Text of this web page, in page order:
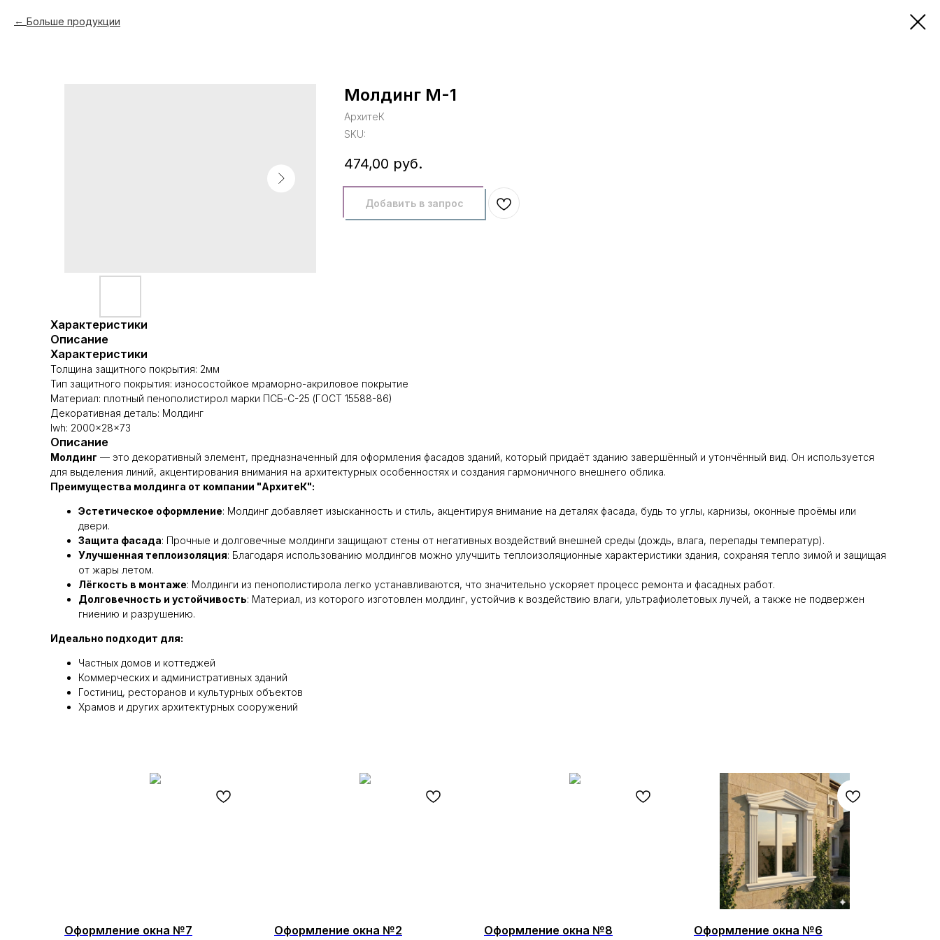
Больше продукции
Молдинг М-1
АрхитеК
SKU:
474,00 руб.
Добавить в запрос
Характеристики
Описание
Характеристики
Толщина защитного покрытия: 2мм
Тип защитного покрытия: износостойкое мраморно-акриловое покрытие
Материал: плотный пенополистирол марки ПСБ-С-25 (ГОСТ 15588-86)
Декоративная деталь: Молдинг
lwh: 2000x28x73
Описание
Молдинг — это декоративный элемент, предназначенный для оформления фасадов зданий, который придаёт зданию завершённый и утончённый вид. Он используется
для выделения линий, акцентирования внимания на архитектурных особенностях и создания гармоничного внешнего облика.
Преимущества молдинга от компании "АрхитеК":
Эстетическое оформление: Молдинг добавляет изысканность и стиль, акцентируя внимание на деталях фасада, будь то углы, карнизы, оконные проёмы или
двери.
Защита фасада: Прочные и долговечные молдинги защищают стены от негативных воздействий внешней среды (дождь, влага, перепады температур).
Улучшенная теплоизоляция: Благодаря использованию молдингов можно улучшить теплоизоляционные характеристики здания, сохраняя тепло зимой и защищая
от жары летом.
Лёгкость в монтаже: Молдинги из пенополистирола легко устанавливаются, что значительно ускоряет процесс ремонта и фасадных работ.
Долговечность и устойчивость: Материал, из которого изготовлен молдинг, устойчив к воздействию влаги, ультрафиолетовых лучей, а также не подвержен
гниению и разрушению.
Идеально подходит для:
Частных домов и коттеджей
Коммерческих и административных зданий
Гостиниц, ресторанов и культурных объектов
Храмов и других архитектурных сооружений
Оформление окна №7 Оформление окна №2 Оформление окна №8 Оформление окна №6